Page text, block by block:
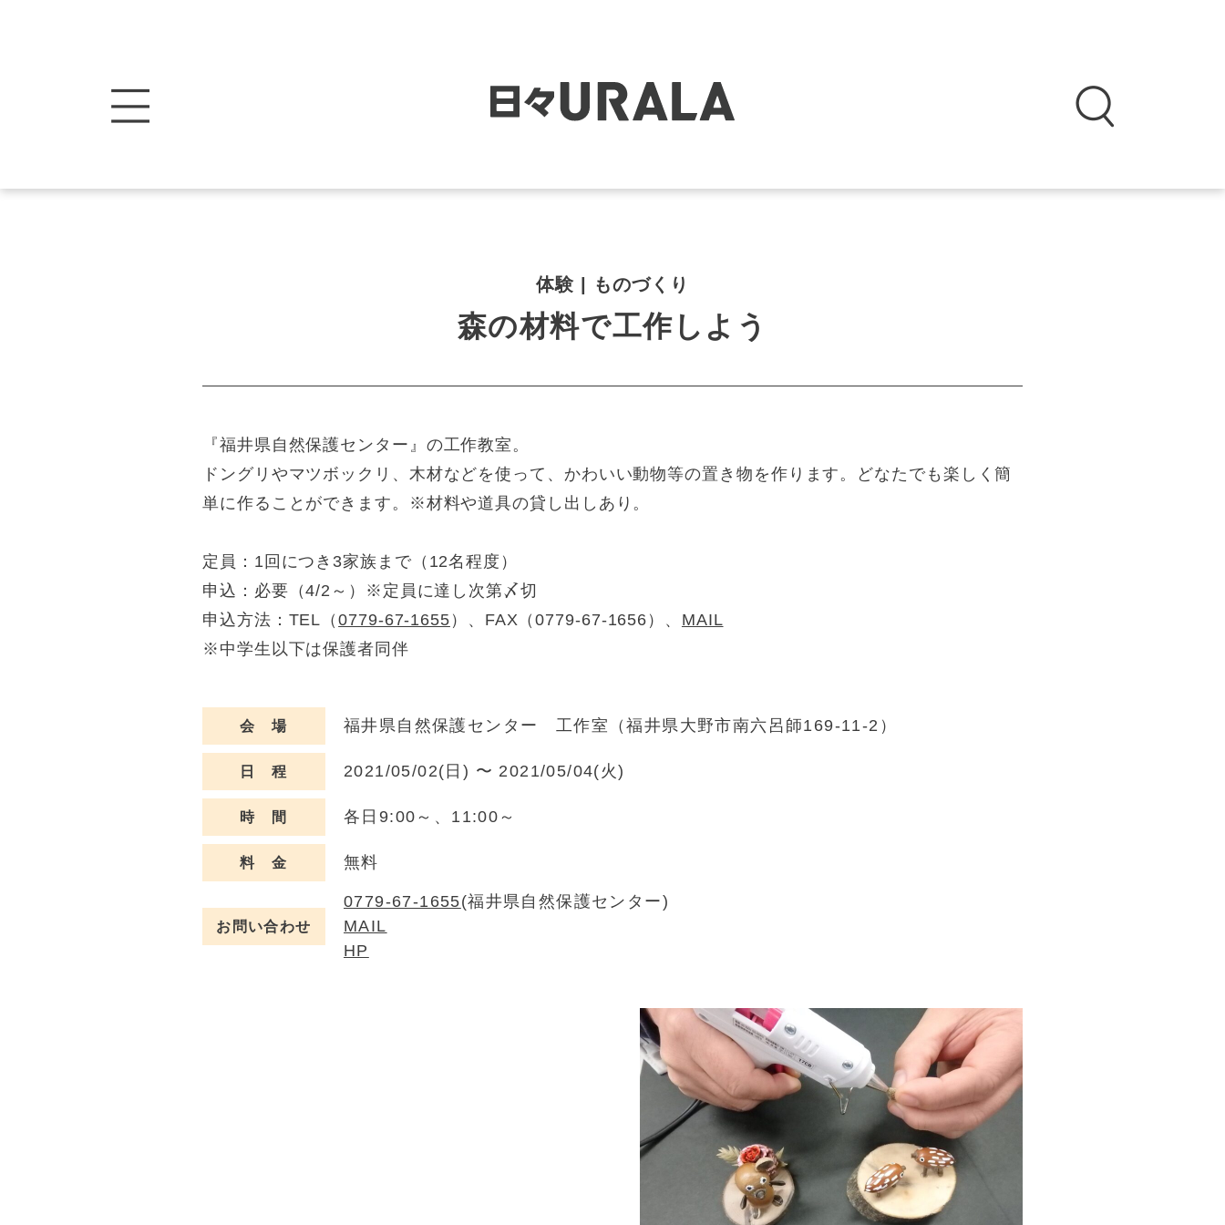
体験 | ものづくり
森の材料で工作しよう
『福井県自然保護センター』の工作教室。
ドングリやマツボックリ、木材などを使って、かわいい動物等の置き物を作ります。どなたでも楽しく簡
単に作ることができます。※材料や道具の貸し出しあり。
定員：1回につき3家族まで（12名程度）
申込：必要（4/2～）※定員に達し次第〆切
申込方法：TEL（0779-67-1655 ）、FAX（0779-67-1656）、 MAIL
※中学生以下は保護者同伴
会 場 福井県自然保護センター 工作室（福井県大野市南六呂師169-11-2）
日 程 2021/05/02(日) 〜 2021/05/04(火)
時 間 各日9:00～、11:00～
料 金 無料
お問い合わせ
0779-67-1655(福井県自然保護センター)
MAIL
HP